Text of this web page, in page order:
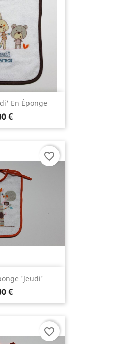
En Éponge
€
'jeudi'
€
favorite_border
favorite_border